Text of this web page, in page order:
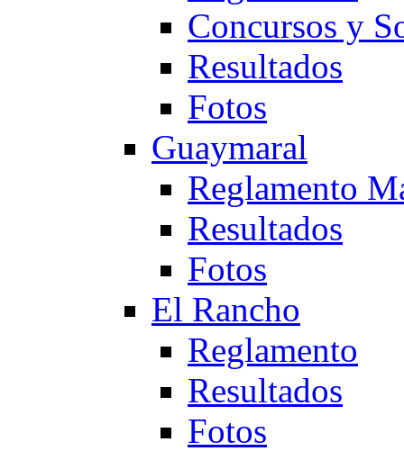
Concursos y
Resultados
Fotos
Guaymaral
Reglamento
Resultados
Fotos
El Rancho
Reglamento
Resultados
Fotos